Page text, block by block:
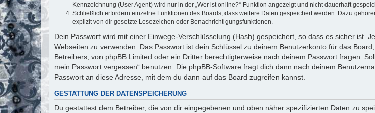
Kennzeichnung (User Agent) wird nur in der „Wer ist online?“-Funktion angezeigt und nicht dauerhaft
Schließlich erfordern einzelne Funktionen des Boards, dass weitere Daten gespeichert werden. Dazu
explizit von dir gesetzte Lesezeichen oder Benachrichtigungsfunktionen.
Dein Passwort wird mit einer Einwege-Verschlüsselung (Hash) gespeichert, so dass es sicher ist.
Webseiten zu verwenden. Das Passwort ist dein Schlüssel zu deinem Benutzerkonto für das
Betreibers, von phpBB Limited oder ein Dritter berechtigterweise nach deinem Passwort fragen.
mein Passwort vergessen“ benutzen. Die phpBB-Software fragt dich dann nach deinem
Passwort an diese Adresse, mit dem du dann auf das Board zugreifen kannst.
GESTATTUNG DER DATENSPEICHERUNG
Du gestattest dem Betreiber, die von dir eingegebenen und oben näher spezifizierten Daten zu